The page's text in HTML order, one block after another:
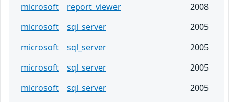
microsoft report_viewer
2008
microsoft
sql_server
2005
microsoft
sql_server
2005
microsoft
sql_server
2005
microsoft
sql_server
2005